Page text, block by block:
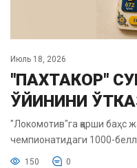
Июль 18, 2026
"ПАХТАКОР"
ЎЙИНИНИ
"Локомотив"га қарши баҳс
чемпионатидаги 1000-
150 0